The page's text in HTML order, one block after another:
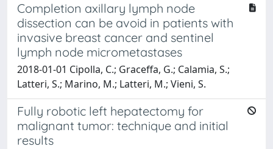
Completion axillary lymph node
dissection can be avoid in patients with
invasive breast cancer and sentinel
lymph node micrometastases
2018-01-01 Cipolla, C.; Graceffa, G.; Calamia, S.;
Latteri, S.; Marino, M.; Latteri, M.; Vieni, S.
Fully robotic left hepatectomy for
malignant tumor: technique and initial
results